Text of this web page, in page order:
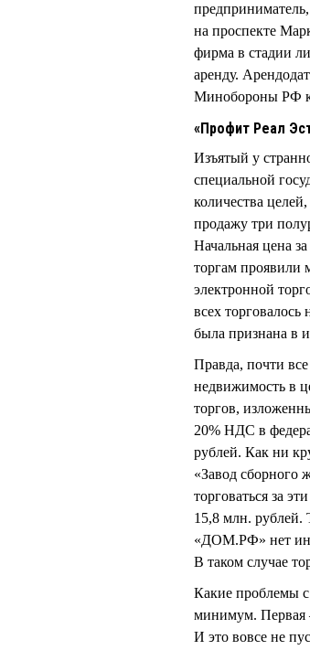
на проспекте
фирма в стадии
аренду.
Минобороны РФ
«Профит Реал
Изъятый у
специальной
количества
продажу три
Начальная цена
торгам проявили
электронной
всех
была признана в
Правда, почти
недвижимость в
торгов,
20% НДС в
рублей. Как ни
«Завод
торговаться за
15,8 млн. рублей.
«ДОМ.РФ» нет
В таком случае
Какие проблемы
минимум. Первая
И это вовсе не